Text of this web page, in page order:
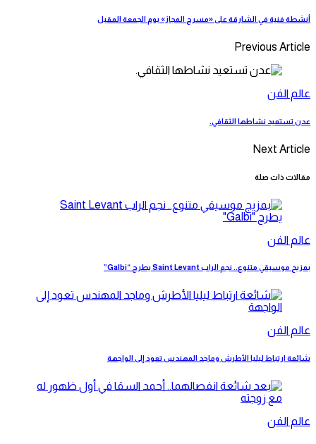
أنشطة فنية في الشارقة على «مسرح المجاز» يوم الجمعة المقبل
Previous Article
عالم الفن
عدن تستعيد نشاطها الثقافي.
Next Article
مقالات ذات صلة
عالم الفن
بمزيج موسيقي متنوع.. نجم الراب Saint Levant يطرح “Galbi”
عالم الفن
شائعة ارتباط ليليا الأطرش وماجد المهندس تعود إلى الواجهة
عالم الفن